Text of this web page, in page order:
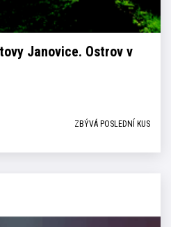
Janovice. Ostrov v
ZBÝVÁ POSLEDNÍ KUS